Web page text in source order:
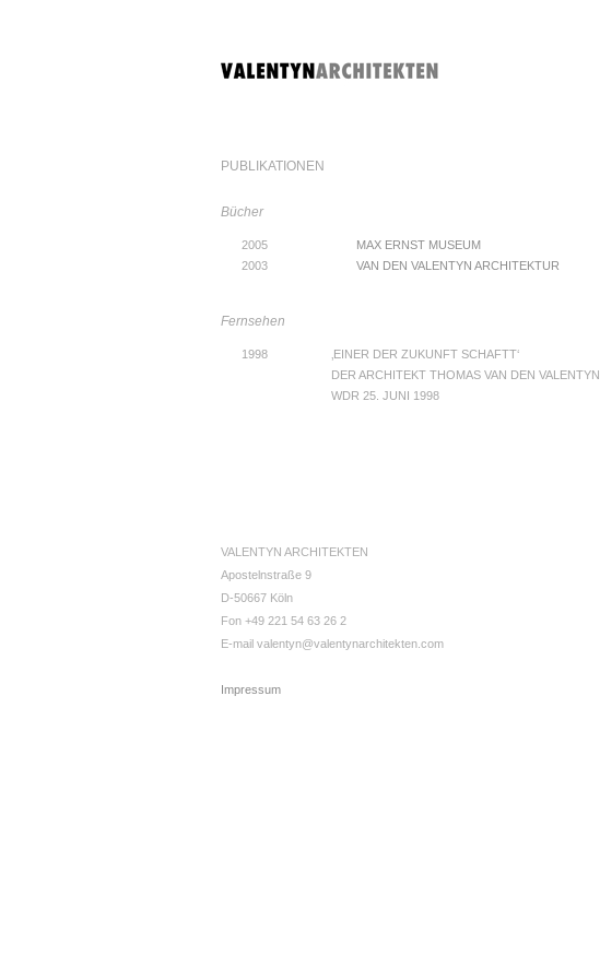
PUBLIKATIONEN
Bücher
2005
2003
MAX ERNST MUSEUM
VAN DEN VALENTYN ARCHITEKTUR
Fernsehen
1998
‚EINER DER ZUKUNFT SCHAFTT‘
DER ARCHITEKT THOMAS VAN DEN VALENTYN
WDR 25. JUNI 1998
VALENTYN ARCHITEKTEN
Apostelnstraße 9
D-50667 Köln
Fon +49 221 54 63 26 2
E-mail valentyn@valentynarchitekten.com
Impressum